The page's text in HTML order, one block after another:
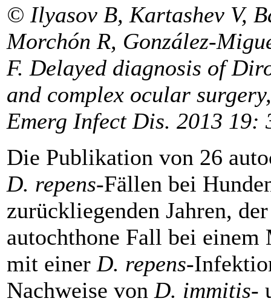
© Ilyasov B, Kartashev V,
Morchón R, González-
F. Delayed diagnosis of
and complex ocular
Emerg Infect Dis. 2013 19:
Die Publikation von 26
D. repens-Fällen bei
zurückliegenden Jahren,
autochthone Fall bei einem
mit einer D. repens-
Nachweise von D. immitis-